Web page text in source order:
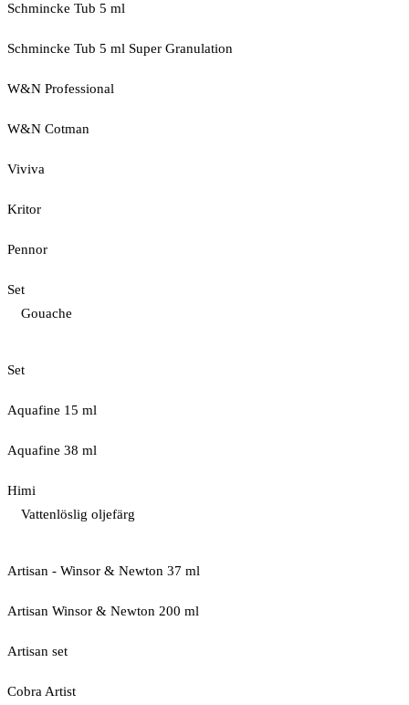
Schmincke Tub 5 ml
Schmincke Tub 5 ml Super Granulation
W&N Professional
W&N Cotman
Viviva
Kritor
Pennor
Set
Gouache
Set
Aquafine 15 ml
Aquafine 38 ml
Himi
Vattenlöslig oljefärg
Artisan - Winsor & Newton 37 ml
Artisan Winsor & Newton 200 ml
Artisan set
Cobra Artist